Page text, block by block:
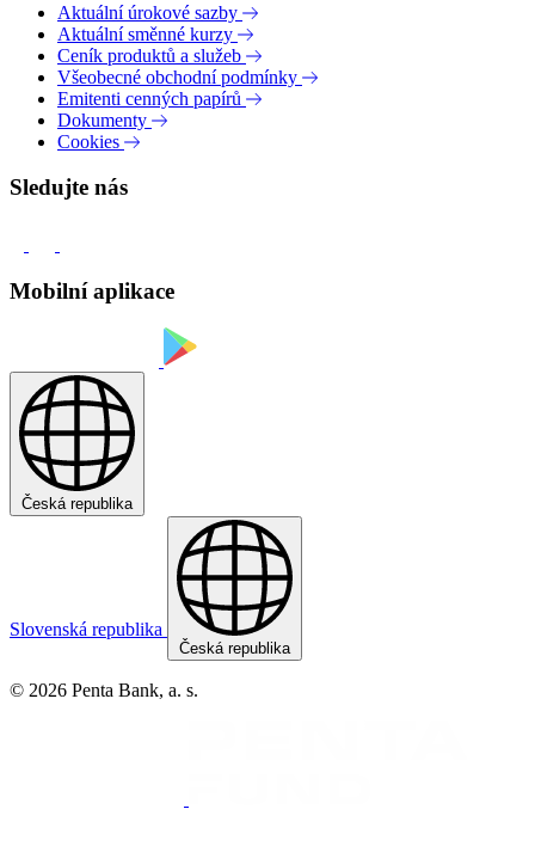
Aktuální úrokové sazby
Aktuální směnné kurzy
Ceník produktů a služeb
Všeobecné obchodní podmínky
Emitenti cenných papírů
Dokumenty
Cookies
Sledujte nás
Mobilní aplikace
Česká republika
Slovenská republika
Česká republika
© 2026 Penta Bank, a. s.